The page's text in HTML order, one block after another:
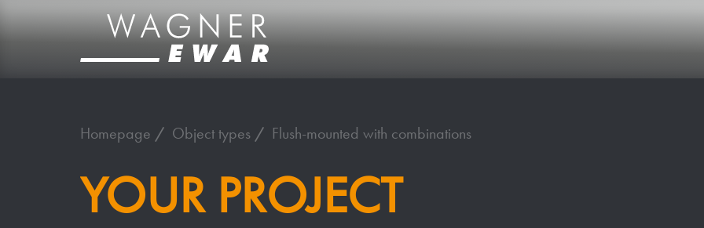
Homepage Object types Flush-mounted with combinations
YOUR PROJECT